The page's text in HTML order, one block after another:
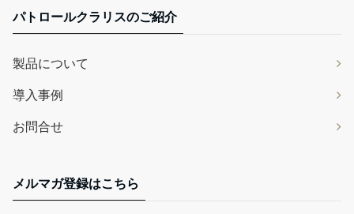
パトロールクラリスのご紹介
製品について
導入事例
お問合せ
メルマガ登録はこちら